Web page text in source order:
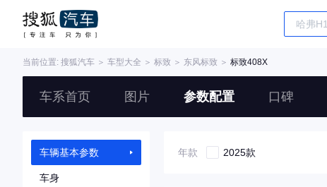
当前位置: 搜狐汽车 ＞ 车型大全 ＞ 标致 ＞ 东风标致 ＞ 标致408X
车系首页 图片 参数配置 口碑
车辆基本参数
车身
年款 2025款